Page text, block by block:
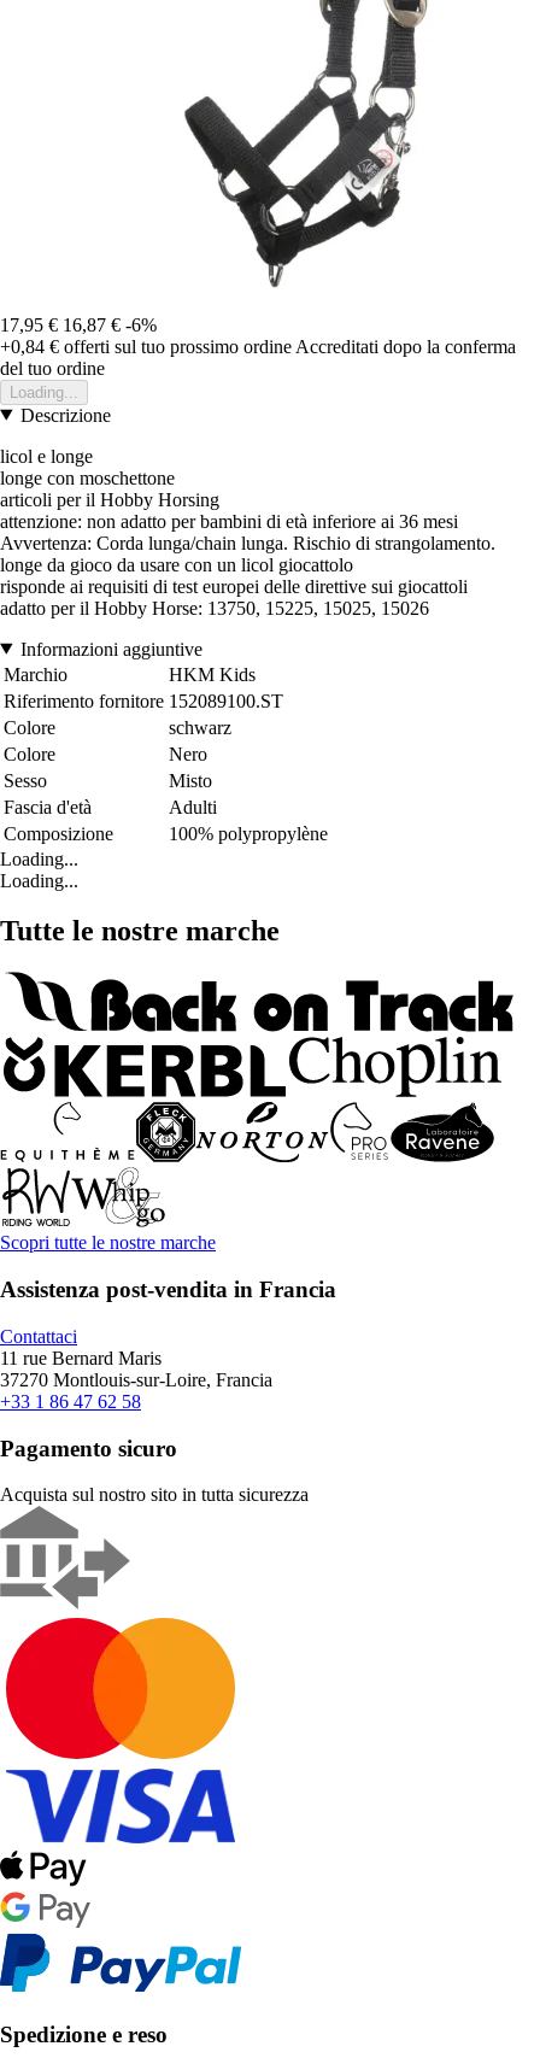
17,95 € 16,87 € -6%
+0,84 € offerti sul tuo prossimo ordine Accreditati dopo la conferma
del tuo ordine
Loading...
Descrizione
licol e longe
longe con moschettone
articoli per il Hobby Horsing
attenzione: non adatto per bambini di età inferiore ai 36 mesi
Avvertenza: Corda lunga/chain lunga. Rischio di strangolamento.
longe da gioco da usare con un licol giocattolo
risponde ai requisiti di test europei delle direttive sui giocattoli
adatto per il Hobby Horse: 13750, 15225, 15025, 15026
Informazioni aggiuntive
Marchio
HKM Kids
Riferimento fornitore 152089100.ST
Colore
schwarz
Colore
Nero
Sesso
Misto
Fascia d'età
Adulti
Composizione
100% polypropylène
Loading...
Loading...
Tutte le nostre marche
Scopri tutte le nostre marche
Assistenza post-vendita in Francia
Contattaci
11 rue Bernard Maris
37270 Montlouis-sur-Loire, Francia
+33 1 86 47 62 58
Pagamento sicuro
Acquista sul nostro sito in tutta sicurezza
Spedizione e reso